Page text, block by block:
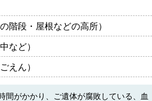
階段・屋根などの高所）
など）
えん）
間がかかり、ご遺体が腐敗している、血